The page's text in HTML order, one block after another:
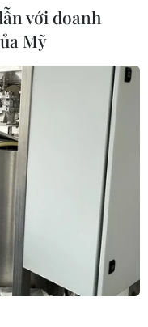
với doanh
Mỹ